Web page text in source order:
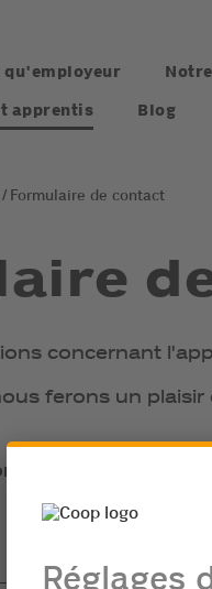
qu'employeur
apprentis Blog
Formulaire de contact
concernant
ferons un plaisir